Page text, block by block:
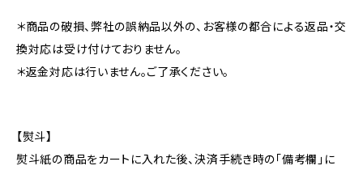
＊商品の破損、弊社の誤納品以外の、お客様の都合による返品・交
換対応は受け付けておりません。
＊返金対応は行いません。ご了承ください。
【熨斗】
熨斗紙の商品をカートに入れた後、決済手続き時の「備考欄」に